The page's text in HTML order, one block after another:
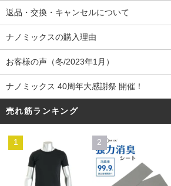
返品・交換・キャンセルについて
ナノミックスの購入理由
お客様の声（冬/2023年1月）
ナノミックス 40周年大感謝祭 開催！
売れ筋ランキング
1 2